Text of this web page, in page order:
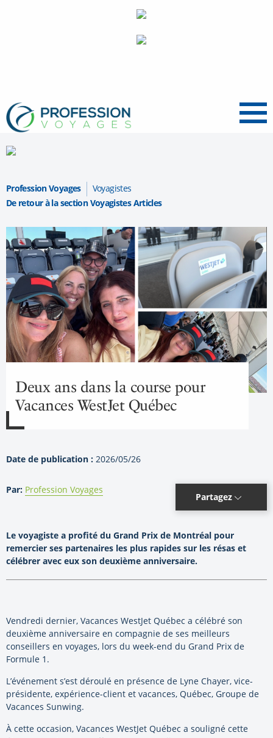
Menu
Profession Voyages
Voyagistes
De retour à la section Voyagistes Articles
Deux ans dans la course pour
Vacances WestJet Québec
Date de publication : 2026/05/26
Par: Profession Voyages
Partagez
Le voyagiste a profité du Grand Prix de Montréal pour
remercier ses partenaires les plus rapides sur les résas et
célébrer avec eux son deuxième anniversaire.
Vendredi dernier, Vacances WestJet Québec a célébré son
deuxième anniversaire en compagnie de ses meilleurs
conseillers en voyages, lors du week-end du Grand Prix de
Formule 1.
L’événement s’est déroulé en présence de Lyne Chayer, vice-
présidente, expérience-client et vacances, Québec, Groupe de
Vacances Sunwing.
À cette occasion, Vacances WestJet Québec a souligné cette